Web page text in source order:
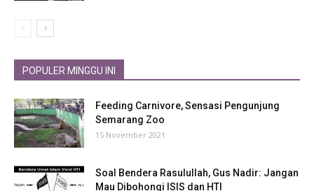
POPULER MINGGU INI
Feeding Carnivore, Sensasi Pengunjung
Semarang Zoo
15 November 2021
Soal Bendera Rasulullah, Gus Nadir: Jangan
Mau Dibohongi ISIS dan HTI